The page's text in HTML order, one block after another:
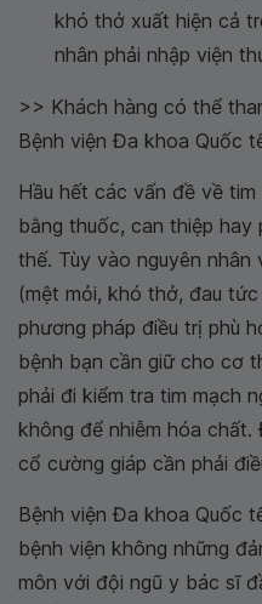
khó thở xuất hiện cả
nhân phải nhập viện
>> Khách hàng có thể
Bệnh viện Đa khoa Quốc
Hầu hết các vấn đề về
bằng thuốc, can thiệp
thế. Tùy vào nguyên
(mệt mỏi, khó thở, đau
phương pháp điều trị phù
bệnh bạn cần giữ cho cơ
phải đi kiểm tra tim mạch
không để nhiễm hóa
cổ cường giáp cần phải
Bệnh viện Đa khoa Quốc
bệnh viện không những
môn với đội ngũ y bác sĩ